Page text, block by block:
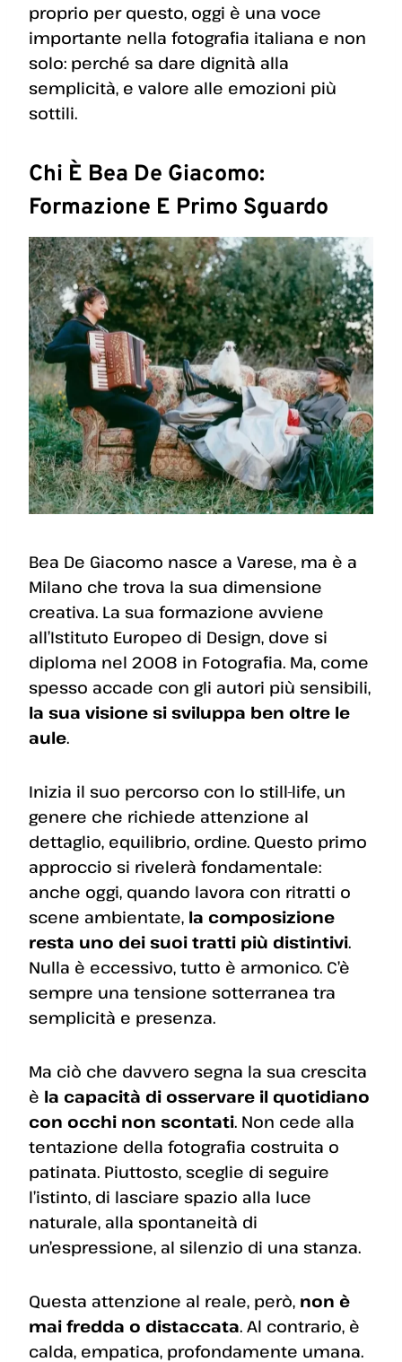
proprio per questo, oggi è una voce
importante nella fotografia italiana e non
solo: perché sa dare dignità alla
semplicità, e valore alle emozioni più
sottili.
Chi È Bea De Giacomo:
Formazione E Primo Sguardo
Bea De Giacomo nasce a Varese, ma è a
Milano che trova la sua dimensione
creativa. La sua formazione avviene
all’Istituto Europeo di Design, dove si
diploma nel 2008 in Fotografia. Ma, come
spesso accade con gli autori più sensibili,
la sua visione si sviluppa ben oltre le
aule.
Inizia il suo percorso con lo still-life, un
genere che richiede attenzione al
dettaglio, equilibrio, ordine. Questo primo
approccio si rivelerà fondamentale:
anche oggi, quando lavora con ritratti o
scene ambientate, la composizione
resta uno dei suoi tratti più distintivi.
Nulla è eccessivo, tutto è armonico. C’è
sempre una tensione sotterranea tra
semplicità e presenza.
Ma ciò che davvero segna la sua crescita
è la capacità di osservare il quotidiano
con occhi non scontati. Non cede alla
tentazione della fotografia costruita o
patinata. Piuttosto, sceglie di seguire
l’istinto, di lasciare spazio alla luce
naturale, alla spontaneità di
un’espressione, al silenzio di una stanza.
Questa attenzione al reale, però, non è
mai fredda o distaccata. Al contrario, è
calda, empatica, profondamente umana.